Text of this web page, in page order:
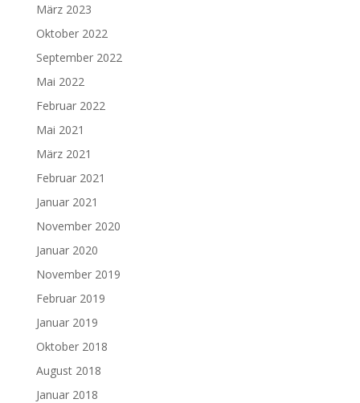
März 2023
Oktober 2022
September 2022
Mai 2022
Februar 2022
Mai 2021
März 2021
Februar 2021
Januar 2021
November 2020
Januar 2020
November 2019
Februar 2019
Januar 2019
Oktober 2018
August 2018
Januar 2018